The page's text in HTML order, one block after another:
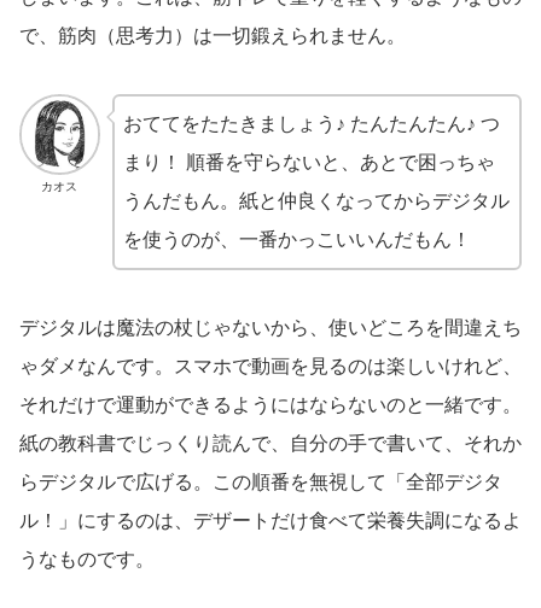
で、筋肉（思考力）は一切鍛えられません。
カオス
おててをたたきましょう♪ たんたんたん♪ つ
まり！ 順番を守らないと、あとで困っちゃ
うんだもん。紙と仲良くなってからデジタル
を使うのが、一番かっこいいんだもん！
デジタルは魔法の杖じゃないから、使いどころを間違えち
ゃダメなんです。スマホで動画を見るのは楽しいけれど、
それだけで運動ができるようにはならないのと一緒です。
紙の教科書でじっくり読んで、自分の手で書いて、それか
らデジタルで広げる。この順番を無視して「全部デジタ
ル！」にするのは、デザートだけ食べて栄養失調になるよ
うなものです。